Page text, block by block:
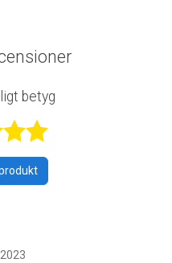
betyg
Betygsatt 5 av